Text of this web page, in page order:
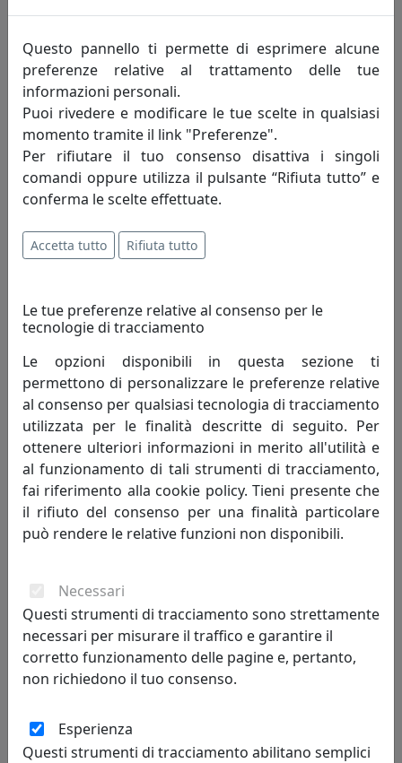
SEDUTA DA ATTESA QUEEN QN005
Viciani
787,00 €
SEDUTA DA ATTESA TIFFANY TIF003
Viciani
440,00 €
SEDUTA DA ATTESA TIFFANY TIF004
Viciani
Questo pannello ti permette di esprimere alcune
preferenze relative al trattamento delle tue
informazioni personali.
Puoi rivedere e modificare le tue scelte in qualsiasi
momento tramite il link "Preferenze".
Per rifiutare il tuo consenso disattiva i singoli
comandi oppure utilizza il pulsante “Rifiuta tutto” e
conferma le scelte effettuate.
Accetta tutto Rifiuta tutto
Le tue preferenze relative al consenso per le
tecnologie di tracciamento
Le opzioni disponibili in questa sezione ti
permettono di personalizzare le preferenze relative
al consenso per qualsiasi tecnologia di tracciamento
utilizzata per le finalità descritte di seguito. Per
ottenere ulteriori informazioni in merito all'utilità e
al funzionamento di tali strumenti di tracciamento,
fai riferimento alla cookie policy. Tieni presente che
il rifiuto del consenso per una finalità particolare
può rendere le relative funzioni non disponibili.
Necessari
Questi strumenti di tracciamento sono strettamente
necessari per misurare il traffico e garantire il
corretto funzionamento delle pagine e, pertanto,
non richiedono il tuo consenso.
Esperienza
Questi strumenti di tracciamento abilitano semplici